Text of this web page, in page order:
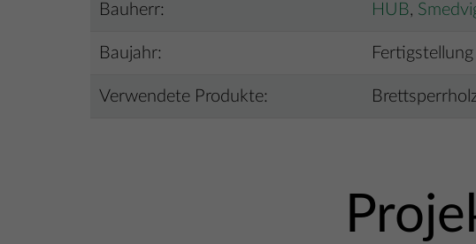
Bauherr: HUB,
Baujahr:
Verwendete Produkte: